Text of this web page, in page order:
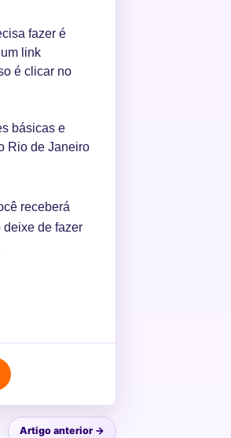
fazer é
link
é clicar no
básicas e
Rio de Janeiro
receberá
deixe de fazer
Artigo anterior →